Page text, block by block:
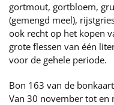
gortmout, gortbloem,
(gemengd meel),
ook recht op het kopen
grote flessen van één
voor de gehele periode.
Bon 163 van de
Van 30 november tot en